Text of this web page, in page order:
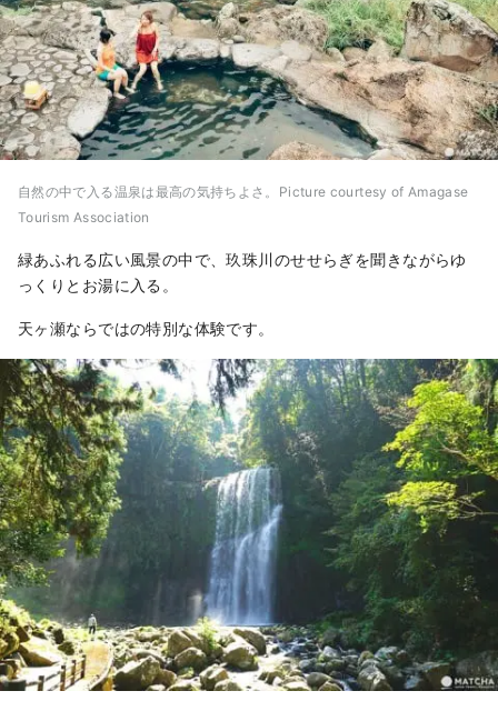
自然の中で入る温泉は最高の気持ちよさ。Picture courtesy of Amagase
Tourism Association
緑あふれる広い風景の中で、玖珠川のせせらぎを聞きながらゆ
っくりとお湯に入る。
天ヶ瀬ならではの特別な体験です。